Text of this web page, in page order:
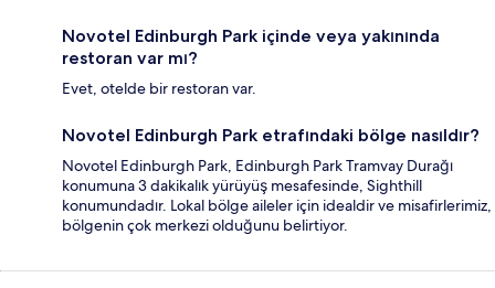
Novotel Edinburgh Park içinde veya yakınında
restoran var mı?
Evet, otelde bir restoran var.
Novotel Edinburgh Park etrafındaki bölge nasıldır?
Novotel Edinburgh Park, Edinburgh Park Tramvay Durağı
konumuna 3 dakikalık yürüyüş mesafesinde, Sighthill
konumundadır. Lokal bölge aileler için idealdir ve misafirlerimiz,
bölgenin çok merkezi olduğunu belirtiyor.